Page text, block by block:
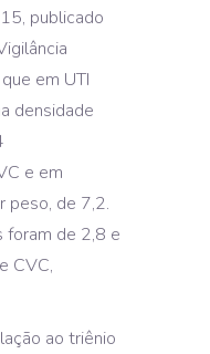
publicado
em UTI
densidade
e em
peso, de 7,2.
foram de 2,8 e
CVC,
ao triênio